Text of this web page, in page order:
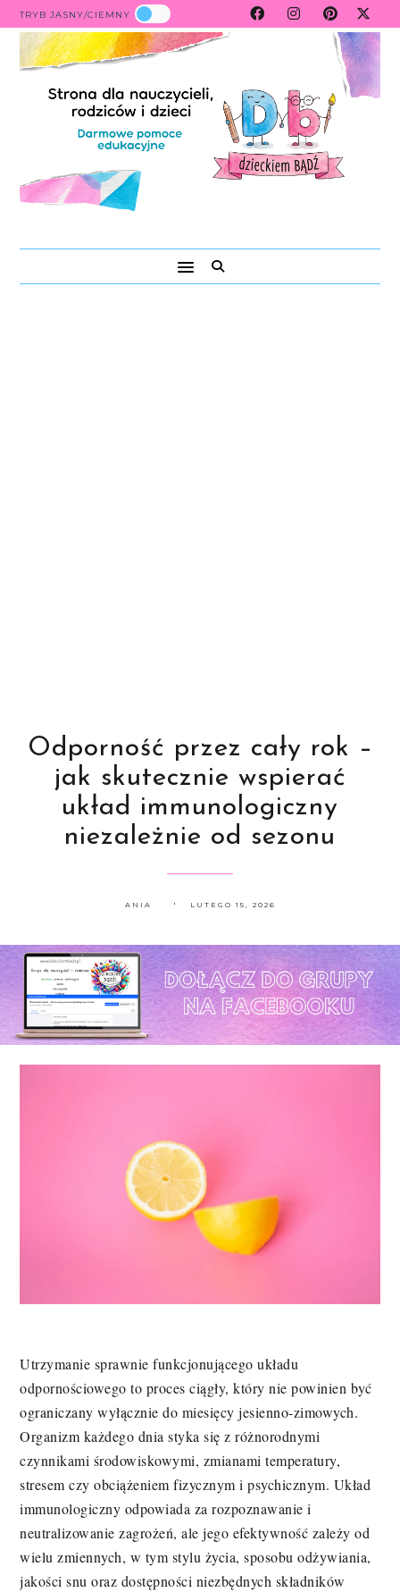
TRYB JASNY/CIEMNY
Odporność przez cały rok –
jak skutecznie wspierać
układ immunologiczny
niezależnie od sezonu
ANIA LUTEGO 15, 2026
Utrzymanie sprawnie funkcjonującego układu
odpornościowego to proces ciągły, który nie powinien być
ograniczany wyłącznie do miesięcy jesienno-zimowych.
Organizm każdego dnia styka się z różnorodnymi
czynnikami środowiskowymi, zmianami temperatury,
stresem czy obciążeniem fizycznym i psychicznym. Układ
immunologiczny odpowiada za rozpoznawanie i
neutralizowanie zagrożeń, ale jego efektywność zależy od
wielu zmiennych, w tym stylu życia, sposobu odżywiania,
jakości snu oraz dostępności niezbędnych składników